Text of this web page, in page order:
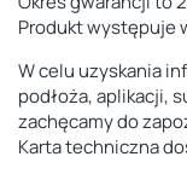
Produkt występuje
W celu uzyskania
podłoża, aplikacji,
zachęcamy do
Karta techniczna